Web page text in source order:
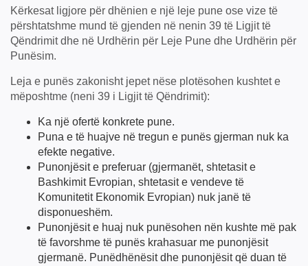
Kërkesat ligjore për dhënien e një leje pune ose vize të
përshtatshme mund të gjenden në nenin 39 të Ligjit të
Qëndrimit dhe në Urdhërin për Leje Pune dhe Urdhërin për
Punësim.
Leja e punës zakonisht jepet nëse plotësohen kushtet e
mëposhtme (neni 39 i Ligjit të Qëndrimit):
Ka një ofertë konkrete pune.
Puna e të huajve në tregun e punës gjerman nuk ka
efekte negative.
Punonjësit e preferuar (gjermanët, shtetasit e
Bashkimit Evropian, shtetasit e vendeve të
Komunitetit Ekonomik Evropian) nuk janë të
disponueshëm.
Punonjësit e huaj nuk punësohen nën kushte më pak
të favorshme të punës krahasuar me punonjësit
gjermanë. Punëdhënësit dhe punonjësit që duan të